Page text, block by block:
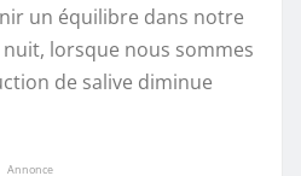
un équilibre dans notre
lorsque nous sommes
de salive diminue
Annonce